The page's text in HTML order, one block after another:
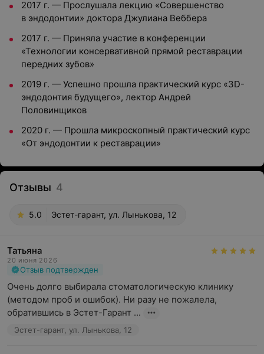
2017 г. — Прослушала лекцию «Совершенство
в эндодонтии» доктора Джулиана Веббера
2017 г. — Приняла участие в конференции
«Технологии консервативной прямой реставрации
передних зубов»
2019 г. — Успешно прошла практический курс «3D-
эндодонтия будущего», лектор Андрей
Половинщиков
2020 г. — Прошла микроскопный практический курс
«От эндодонтии к реставрации»
Отзывы 4
5.0 Эстет-гарант, ул. Лынькова, 12
Татьяна
20 июня 2026
Отзыв подтвержден
Очень долго выбирала стоматологическую клинику
(методом проб и ошибок). Ни разу не пожалела,
обратившись в Эстет-Гарант ...
Эстет-гарант, ул. Лынькова, 12